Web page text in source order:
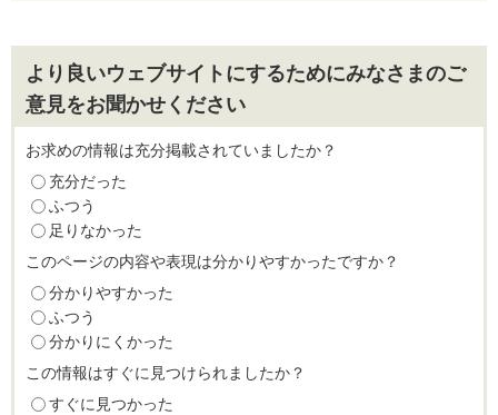
より良いウェブサイトにするためにみなさまのご
意見をお聞かせください
お求めの情報は充分掲載されていましたか？
充分だった
ふつう
足りなかった
このページの内容や表現は分かりやすかったですか？
分かりやすかった
ふつう
分かりにくかった
この情報はすぐに見つけられましたか？
すぐに見つかった